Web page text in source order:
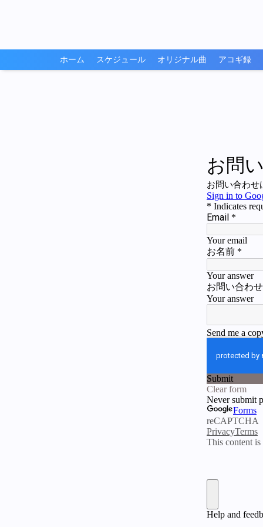
ホーム スケジュール オリジナル曲 アコギ録